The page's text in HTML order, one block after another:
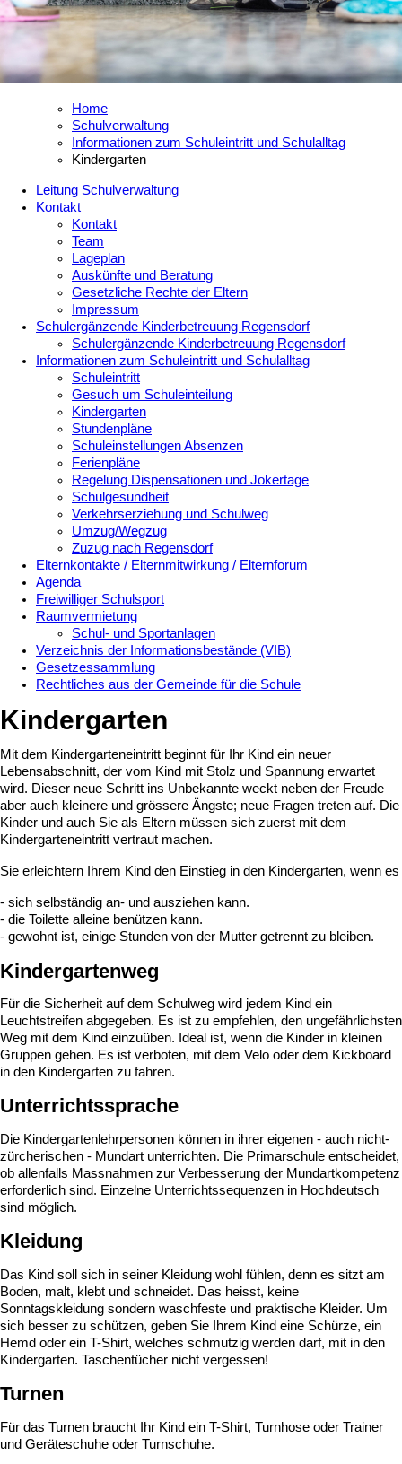
Home
Schulverwaltung
Informationen zum Schuleintritt und Schulalltag
Kindergarten
Leitung Schulverwaltung
Kontakt
Kontakt
Team
Lageplan
Auskünfte und Beratung
Gesetzliche Rechte der Eltern
Impressum
Schulergänzende Kinderbetreuung Regensdorf
Schulergänzende Kinderbetreuung Regensdorf
Informationen zum Schuleintritt und Schulalltag
Schuleintritt
Gesuch um Schuleinteilung
Kindergarten
Stundenpläne
Schuleinstellungen Absenzen
Ferienpläne
Regelung Dispensationen und Jokertage
Schulgesundheit
Verkehrserziehung und Schulweg
Umzug/Wegzug
Zuzug nach Regensdorf
Elternkontakte / Elternmitwirkung / Elternforum
Agenda
Freiwilliger Schulsport
Raumvermietung
Schul- und Sportanlagen
Verzeichnis der Informationsbestände (VIB)
Gesetzessammlung
Rechtliches aus der Gemeinde für die Schule
Kindergarten
Mit dem Kindergarteneintritt beginnt für Ihr Kind ein neuer
Lebensabschnitt, der vom Kind mit Stolz und Spannung erwartet
wird. Dieser neue Schritt ins Unbekannte weckt neben der Freude
aber auch kleinere und grössere Ängste; neue Fragen treten auf. Die
Kinder und auch Sie als Eltern müssen sich zuerst mit dem
Kindergarteneintritt vertraut machen.
Sie erleichtern Ihrem Kind den Einstieg in den Kindergarten, wenn es
- sich selbständig an- und ausziehen kann.
- die Toilette alleine benützen kann.
- gewohnt ist, einige Stunden von der Mutter getrennt zu bleiben.
Kindergartenweg
Für die Sicherheit auf dem Schulweg wird jedem Kind ein
Leuchtstreifen abgegeben. Es ist zu empfehlen, den ungefährlichsten
Weg mit dem Kind einzuüben. Ideal ist, wenn die Kinder in kleinen
Gruppen gehen. Es ist verboten, mit dem Velo oder dem Kickboard
in den Kindergarten zu fahren.
Unterrichtssprache
Die Kindergartenlehrpersonen können in ihrer eigenen - auch nicht-
zürcherischen - Mundart unterrichten. Die Primarschule entscheidet,
ob allenfalls Massnahmen zur Verbesserung der Mundartkompetenz
erforderlich sind. Einzelne Unterrichtssequenzen in Hochdeutsch
sind möglich.
Kleidung
Das Kind soll sich in seiner Kleidung wohl fühlen, denn es sitzt am
Boden, malt, klebt und schneidet. Das heisst, keine
Sonntagskleidung sondern waschfeste und praktische Kleider. Um
sich besser zu schützen, geben Sie Ihrem Kind eine Schürze, ein
Hemd oder ein T-Shirt, welches schmutzig werden darf, mit in den
Kindergarten. Taschentücher nicht vergessen!
Turnen
Für das Turnen braucht Ihr Kind ein T-Shirt, Turnhose oder Trainer
und Geräteschuhe oder Turnschuhe.